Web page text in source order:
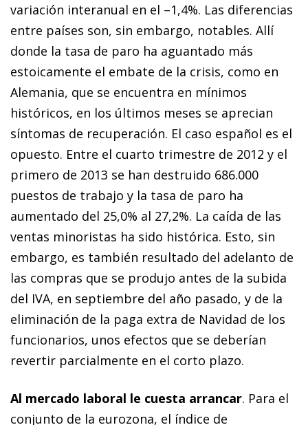
variación interanual en el –1,4%. Las diferencias
entre países son, sin embargo, notables. Allí
donde la tasa de paro ha aguantado más
estoicamente el embate de la crisis, como en
Alemania, que se encuentra en mínimos
históricos, en los últimos meses se aprecian
síntomas de recuperación. El caso español es el
opuesto. Entre el cuarto trimestre de 2012 y el
primero de 2013 se han destruido 686.000
puestos de trabajo y la tasa de paro ha
aumentado del 25,0% al 27,2%. La caída de las
ventas minoristas ha sido histórica. Esto, sin
embargo, es también resultado del adelanto de
las compras que se produjo antes de la subida
del IVA, en septiembre del año pasado, y de la
eliminación de la paga extra de Navidad de los
funcionarios, unos efectos que se deberían
revertir parcialmente en el corto plazo.
Al mercado laboral le cuesta arrancar. Para el
conjunto de la eurozona, el índice de